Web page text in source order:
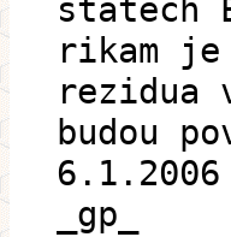
statech
rikam
rezidua
budou
_gp_